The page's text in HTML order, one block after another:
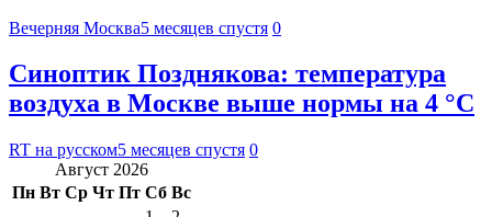
Вечерняя Москва5 месяцев спустя 0
Синоптик Позднякова: температура
воздуха в Москве выше нормы на 4 °C
RT на русском5 месяцев спустя 0
Август 2026
Пн Вт Ср Чт Пт Сб Вс